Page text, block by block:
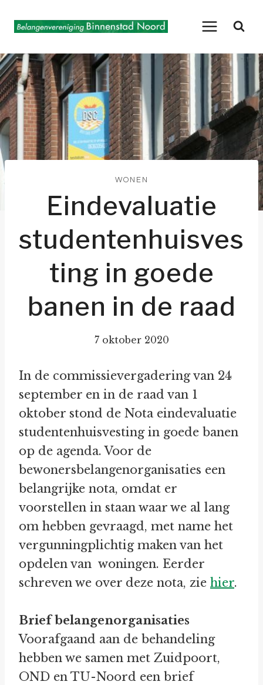
naar
WONEN
Eindevaluatie
studentenhuisves
ting in goede
banen in de raad
7 oktober 2020
In de commissievergadering van 24
september en in de raad van 1
oktober stond de Nota eindevaluatie
studentenhuisvesting in goede banen
op de agenda. Voor de
bewonersbelangenorganisaties een
belangrijke nota, omdat er
voorstellen in staan waar we al lang
om hebben gevraagd, met name het
vergunningplichtig maken van het
opdelen van woningen. Eerder
schreven we over deze nota, zie hier.
Brief belangenorganisaties
Voorafgaand aan de behandeling
hebben we samen met Zuidpoort,
OND en TU-Noord een brief